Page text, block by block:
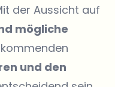
der Aussicht auf
mögliche
und den